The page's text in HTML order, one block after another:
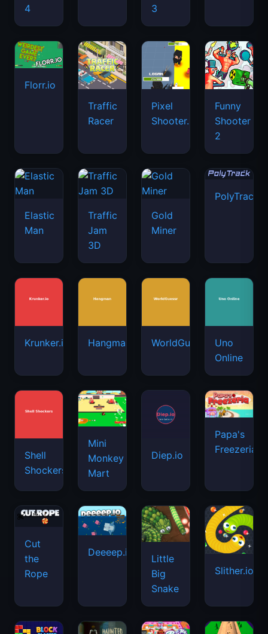
4
3
Florr.io
Traffic
Racer
Pixel
Shooter.IO
Funny
Shooter
2
Elastic
Man
Traffic
Jam
3D
Gold
Miner
PolyTrack
Krunker.io Hangman WorldGuessr
Uno
Online
Shell
Shockers
Mini
Monkey
Mart
Diep.io
Papa's
Freezeria
Cut
the
Rope
Deeeep.io
Little
Big
Snake
Slither.io